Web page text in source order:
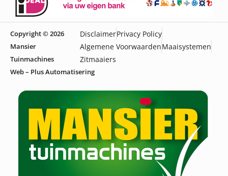
Copyright © 2026
Mansier
Tuinmachines
DisclaimerPrivacy Policy
Algemene VoorwaardenMaaisystemen
Zitmaaiers
Web – Plus Automatisering